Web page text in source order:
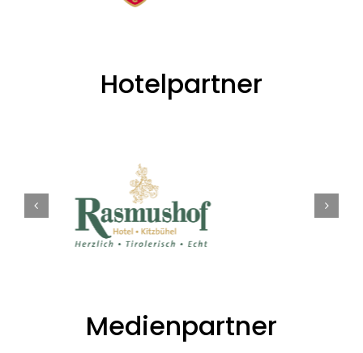
Hotelpartner
Medienpartner